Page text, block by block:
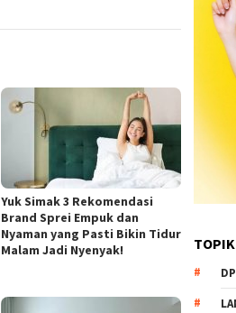
Yuk Simak 3 Rekomendasi
Brand Sprei Empuk dan
Nyaman yang Pasti Bikin Tidur
Malam Jadi Nyenyak!